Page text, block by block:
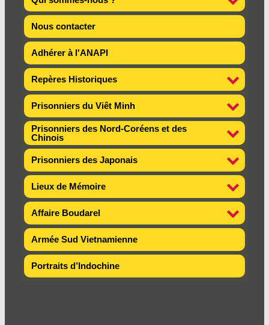
Nous contacter
Adhérer à l'ANAPI
Repères Historiques
Prisonniers du Viêt Minh
Prisonniers des Nord-Coréens et des
Chinois
Prisonniers des Japonais
Lieux de Mémoire
Affaire Boudarel
Armée Sud Vietnamienne
Portraits d’Indochine